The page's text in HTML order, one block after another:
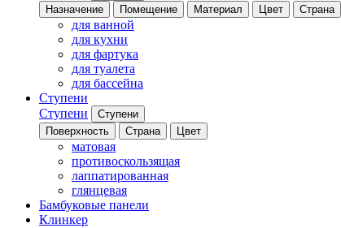
Назначение
Помещение Материал Цвет Страна
для ванной
для кухни
для фартука
для туалета
для бассейна
Ступени
Ступени
Ступени
Поверхность
Страна Цвет
матовая
противоскользящая
лаппатированная
глянцевая
Бамбуковые панели
Клинкер